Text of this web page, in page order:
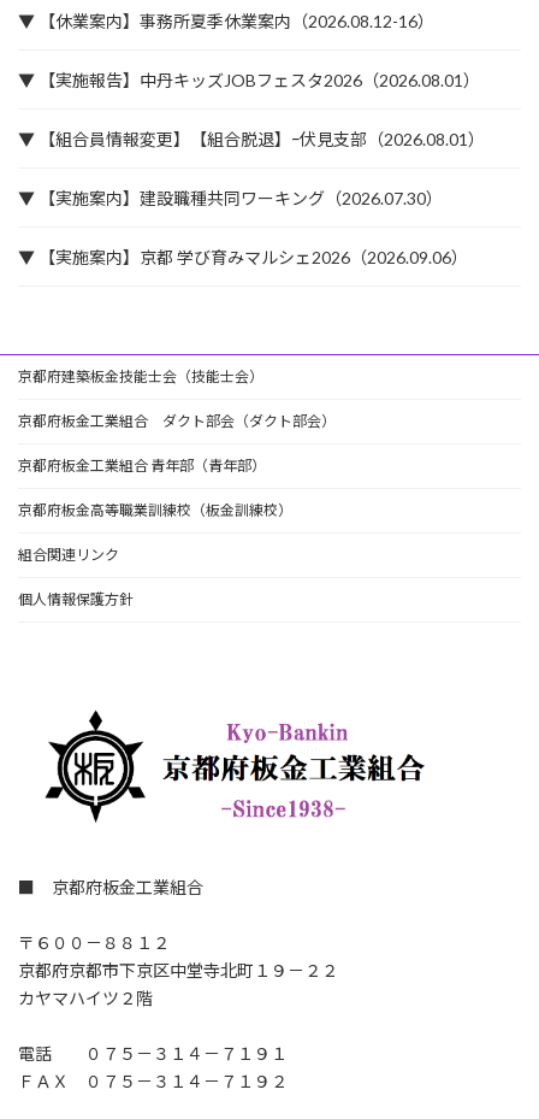
▼ 【休業案内】事務所夏季休業案内（2026.08.12-16）
▼ 【実施報告】中丹キッズJOBフェスタ2026（2026.08.01）
▼ 【組合員情報変更】【組合脱退】ｰ伏見支部（2026.08.01）
▼ 【実施案内】建設職種共同ワーキング（2026.07.30）
▼ 【実施案内】京都 学び育みマルシェ2026（2026.09.06）
京都府建築板金技能士会（技能士会）
京都府板金工業組合 ダクト部会（ダクト部会）
京都府板金工業組合 青年部（青年部）
京都府板金高等職業訓練校（板金訓練校）
組合関連リンク
個人情報保護方針
■ 京都府板金工業組合
〒６００－８８１２
京都府京都市下京区中堂寺北町１９－２２
カヤマハイツ２階
電話 ０７５－３１４－７１９１
ＦＡＸ ０７５－３１４－７１９２